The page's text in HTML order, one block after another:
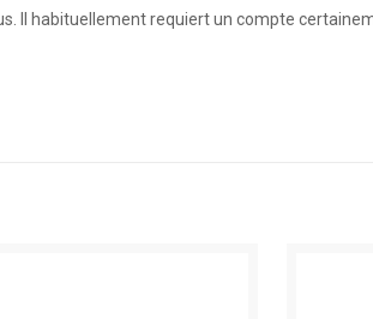
Il habituellement requiert un compte